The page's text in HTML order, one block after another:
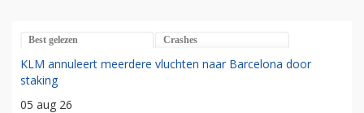
Best gelezen Crashes
KLM annuleert meerdere vluchten naar Barcelona door
staking
05 aug 26